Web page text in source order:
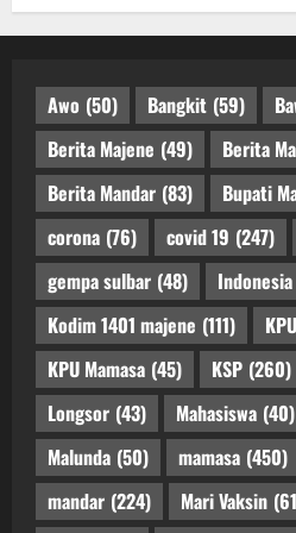
Awo (50) Bangkit (59)
Berita Majene (49) Berita
Berita Mandar (83) Bupati
corona (76) covid 19 (247)
gempa sulbar (48) Indonesia
Kodim 1401 majene (111)
KPU Mamasa (45) KSP (260)
Longsor (43) Mahasiswa (40)
Malunda (50) mamasa (450)
mandar (224) Mari Vaksin